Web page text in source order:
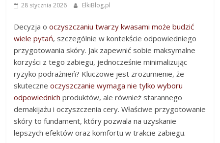
28 stycznia 2026 ElkiBlog.pl
Decyzja ooczyszczaniu twarzy kwasami może budzić
wiele pytań, szczególnie w kontekście odpowiedniego
przygotowania skóry. Jak zapewnić sobie maksymalne
korzyści z tego zabiegu, jednocześnie minimalizując
ryzyko podrażnień? Kluczowe jest zrozumienie, że
skuteczneoczyszczanie wymaga nie tylko wyboru
odpowiednich produktów, ale również starannego
demakijażu i oczyszczenia cery. Właściwe przygotowanie
skóry to fundament, który pozwala na uzyskanie
lepszych efektów oraz komfortu w trakcie zabiegu.